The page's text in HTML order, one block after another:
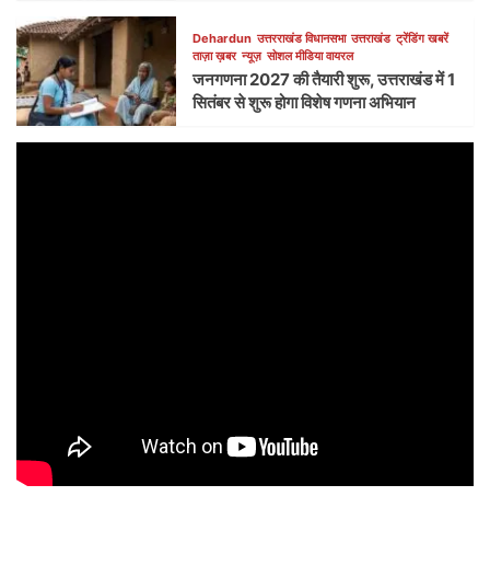
Dehardun उत्तरराखंड विधानसभा उत्तराखंड ट्रेंडिंग खबरें
ताज़ा ख़बर न्यूज़ सोशल मीडिया वायरल
जनगणना 2027 की तैयारी शुरू, उत्तराखंड में 1
सितंबर से शुरू होगा विशेष गणना अभियान